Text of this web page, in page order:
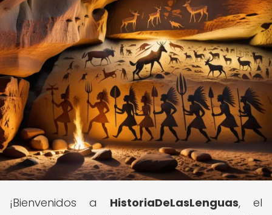
¡Bienvenidos a HistoriaDeLasLenguas, el